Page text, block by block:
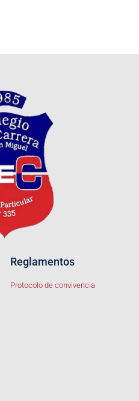
Reglamentos
Protocolo de convivencia